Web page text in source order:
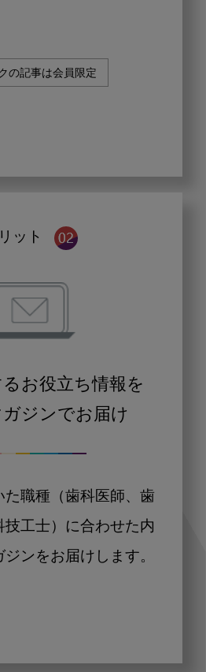
の記事は会員限定
ット
お役立ち情報を
ジンでお届け
た職種（歯科医師、歯
工士）に合わせた内
ンをお届けします。